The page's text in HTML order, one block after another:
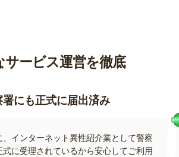
サービス運営を徹底
署にも正式に届出済み
インターネット異性紹介業として警察
に受理されているから安心してご利用